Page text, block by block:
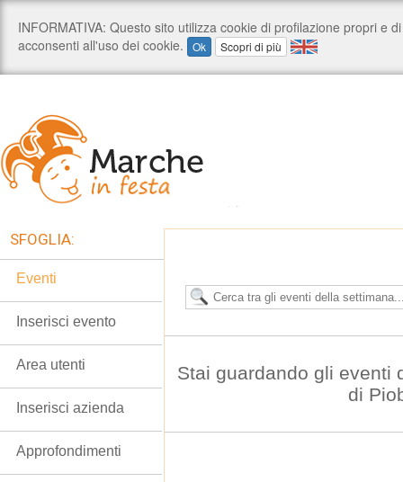
Stai guardando gli eventi
di
SFOGLIA:
Eventi
Inserisci evento
Area utenti
Inserisci azienda
Approfondimenti